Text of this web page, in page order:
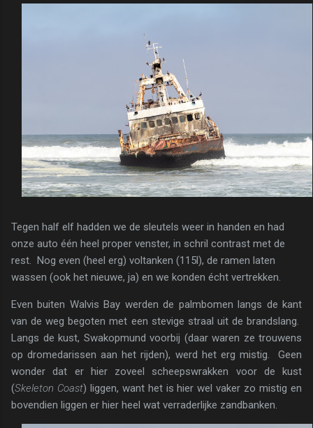
Tegen half elf hadden we de sleutels weer in handen en had
onze auto één heel proper venster, in schril contrast met de
rest. Nog even (heel erg) voltanken (115l), de ramen laten
wassen (ook het nieuwe, ja) en we konden écht vertrekken.
Even buiten Walvis Bay werden de palmbomen langs de kant
van de weg begoten met een stevige straal uit de brandslang.
Langs de kust, Swakopmund voorbij (daar waren ze trouwens
op dromedarissen aan het rijden), werd het erg mistig. Geen
wonder dat er hier zoveel scheepswrakken voor de kust
(Skeleton Coast) liggen, want het is hier wel vaker zo mistig en
bovendien liggen er hier heel wat verraderlijke zandbanken.